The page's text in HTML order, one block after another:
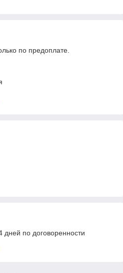
по предоплате.
дней по договоренности